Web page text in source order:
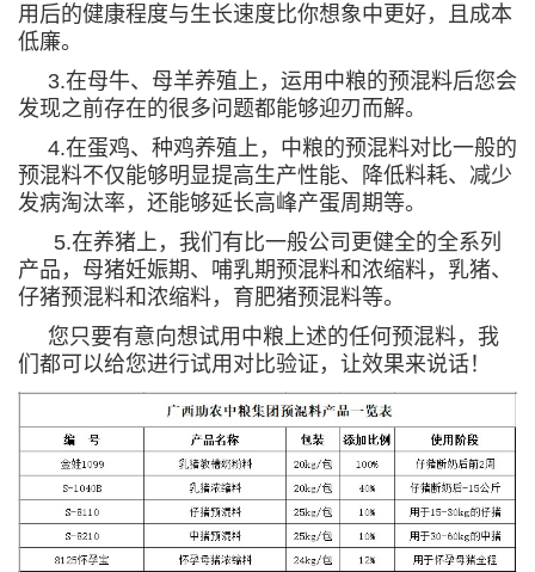
用后的健康程度与生长速度比你想象中更好，且成本
低廉。
3.在母牛、母羊养殖上，运用中粮的预混料后您会
发现之前存在的很多问题都能够迎刃而解。
4.在蛋鸡、种鸡养殖上，中粮的预混料对比一般的
预混料不仅能够明显提高生产性能、降低料耗、减少
发病淘汰率，还能够延长高峰产蛋周期等。
5.在养猪上，我们有比一般公司更健全的全系列
产品，母猪妊娠期、哺乳期预混料和浓缩料，乳猪、
仔猪预混料和浓缩料，育肥猪预混料等。
您只要有意向想试用中粮上述的任何预混料，我
们都可以给您进行试用对比验证，让效果来说话！